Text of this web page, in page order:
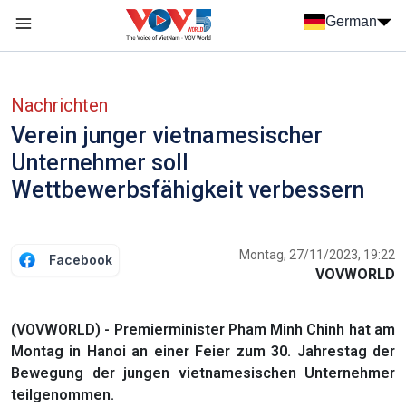
German
Nachrichten
Verein junger vietnamesischer
Unternehmer soll
Wettbewerbsfähigkeit verbessern
Facebook Montag, 27/11/2023, 19:22
VOVWORLD
(VOVWORLD) - Premierminister Pham Minh Chinh hat am
Montag in Hanoi an einer Feier zum 30. Jahrestag der
Bewegung der jungen vietnamesischen Unternehmer
teilgenommen.